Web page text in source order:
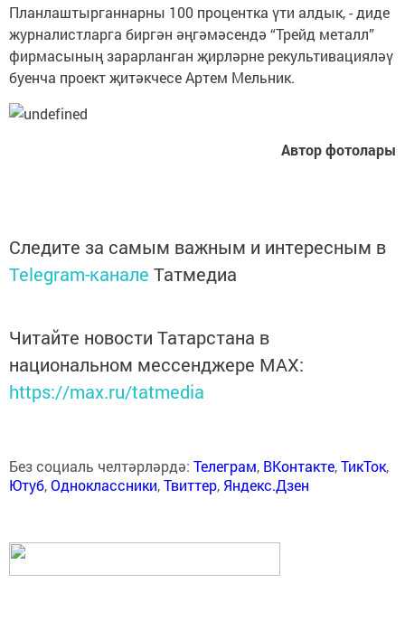
Планлаштырганнарны 100 процентка үти алдык, - диде
журналистларга биргән әңгәмәсендә “Трейд металл”
фирмасының зарарланган җирләрне рекультивацияләү
буенча проект җитәкчесе Артем Мельник.
Автор фотолары
Следите за самым важным и интересным в
Telegram-канале Татмедиа
Читайте новости Татарстана в
национальном мессенджере MАХ:
https://max.ru/tatmedia
Без социаль челтәрләрдә: Телеграм, ВКонтакте,ТикТок,
Ютуб,Одноклассники,Твиттер, Яндекс.Дзен